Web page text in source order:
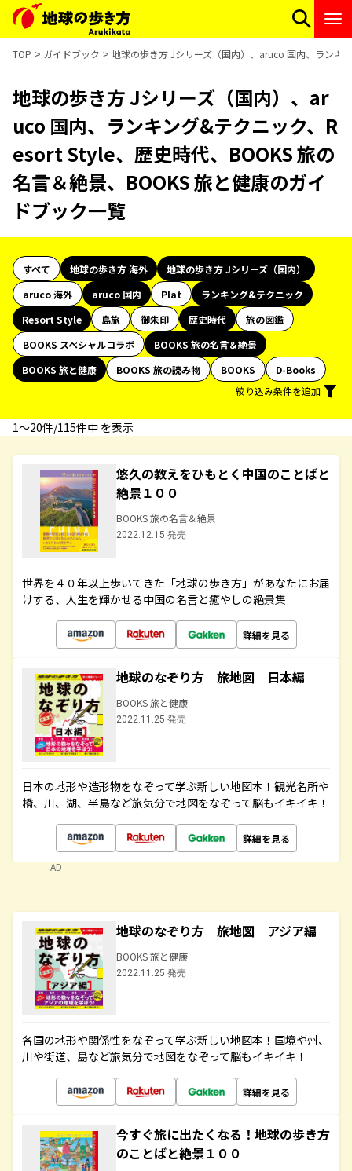
TOP ガイドブック 地球の歩き方 Jシリーズ（国内）、aruco 国内、ランキ
地球の歩き方 Jシリーズ（国内）、ar
uco 国内、ランキング&テクニック、R
esort Style、歴史時代、BOOKS 旅の
名言＆絶景、BOOKS 旅と健康のガイ
ドブック一覧
すべて 地球の歩き方 海外
地球の歩き方 Jシリーズ（国内）
aruco 海外
aruco 国内 Plat
ランキング&テクニック
Resort Style
島旅 御朱印 歴史時代
旅の図鑑
BOOKS スペシャルコラボ
BOOKS 旅の名言＆絶景
BOOKS 旅と健康
BOOKS 旅の読み物 BOOKS
D-Books
絞り込み条件を追加
1〜20件/115件中 を表示
悠久の教えをひもとく中国のことばと
絶景１００
BOOKS 旅の名言＆絶景
2022.12.15 発売
世界を４０年以上歩いてきた「地球の歩き方」があなたにお届
けする、人生を輝かせる中国の名言と癒やしの絶景集
詳細を見る
地球のなぞり方 旅地図 日本編
BOOKS 旅と健康
2022.11.25 発売
日本の地形や造形物をなぞって学ぶ新しい地図本！観光名所や
橋、川、湖、半島など旅気分で地図をなぞって脳もイキイキ！
詳細を見る
AD
地球のなぞり方 旅地図 アジア編
BOOKS 旅と健康
2022.11.25 発売
各国の地形や関係性をなぞって学ぶ新しい地図本！国境や州、
川や街道、島など旅気分で地図をなぞって脳もイキイキ！
詳細を見る
今すぐ旅に出たくなる！地球の歩き方
のことばと絶景１００